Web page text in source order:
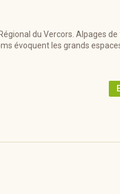
du Vercors. Alpages de
évoquent les grands